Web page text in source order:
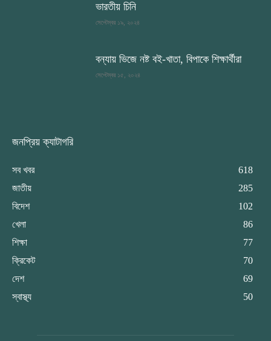
ভারতীয় চিনি
সেপ্টেম্বর ১৯, ২০২৪
বন্যায় ভিজে নষ্ট বই-খাতা, বিপাকে শিক্ষার্থীরা
সেপ্টেম্বর ১৫, ২০২৪
জনপ্রিয় ক্যাটাগরি
সব খবর
618
জাতীয়
285
বিদেশ
102
খেলা
86
শিক্ষা
77
ক্রিকেট
70
দেশ
69
স্বাস্থ্য
50